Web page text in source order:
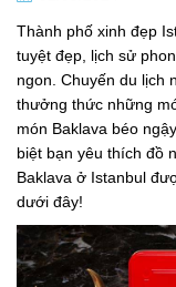
Thành phố xinh đẹp
tuyệt đẹp, lịch sử
ngon. Chuyến du lịch
thưởng thức những
món Baklava béo
biệt bạn yêu thích đồ
Baklava ở Istanbul
dưới đây!